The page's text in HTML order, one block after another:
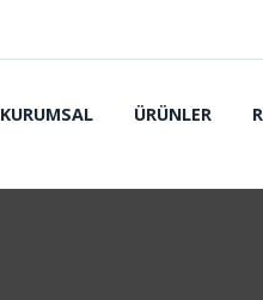
KURUMSAL ÜRÜNLER